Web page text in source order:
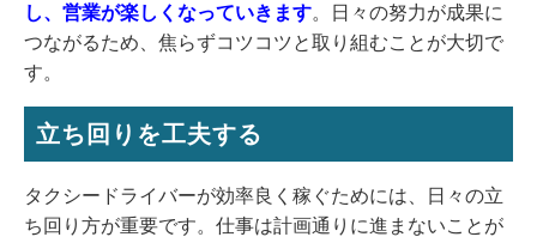
し、営業が楽しくなっていきます。日々の努力が成果に
つながるため、焦らずコツコツと取り組むことが大切で
す。
立ち回りを工夫する
タクシードライバーが効率良く稼ぐためには、日々の立
ち回り方が重要です。仕事は計画通りに進まないことが